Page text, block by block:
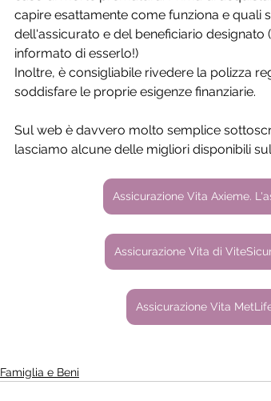
capire esattamente come funziona e quali
dell'assicurato e del beneficiario designato
informato di esserlo!)
Inoltre, è consigliabile rivedere la polizza
soddisfare le proprie esigenze finanziarie.
Sul web è davvero molto semplice
lasciamo alcune delle migliori disponibili
Assicurazione Vita Axieme.
Assicurazione Vita di
Assicurazione Vita
Famiglia e Beni